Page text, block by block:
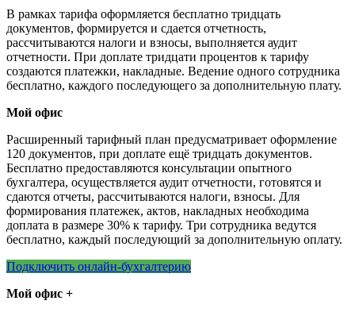
В рамках тарифа оформляется бесплатно тридцать
документов, формируется и сдается отчетность,
рассчитываются налоги и взносы, выполняется аудит
отчетности. При доплате тридцати процентов к тарифу
создаются платежки, накладные. Ведение одного сотрудника
бесплатно, каждого последующего за дополнительную плату.
Мой офис
Расширенный тарифный план предусматривает оформление
120 документов, при доплате ещё тридцать документов.
Бесплатно предоставляются консультации опытного
бухгалтера, осуществляется аудит отчетности, готовятся и
сдаются отчеты, рассчитываются налоги, взносы. Для
формирования платежек, актов, накладных необходима
доплата в размере 30% к тарифу. Три сотрудника ведутся
бесплатно, каждый последующий за дополнительную оплату.
Подключить онлайн-бухгалтерию
Мой офис +